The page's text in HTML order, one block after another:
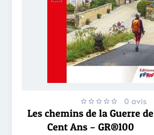
0 avis
Les chemins de la Guerre de
Cent Ans – GR®100